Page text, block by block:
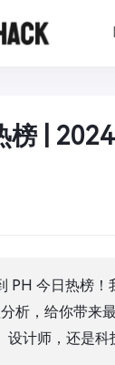
榜 |
PH 今日热榜
析，给你带来
设计师，还是